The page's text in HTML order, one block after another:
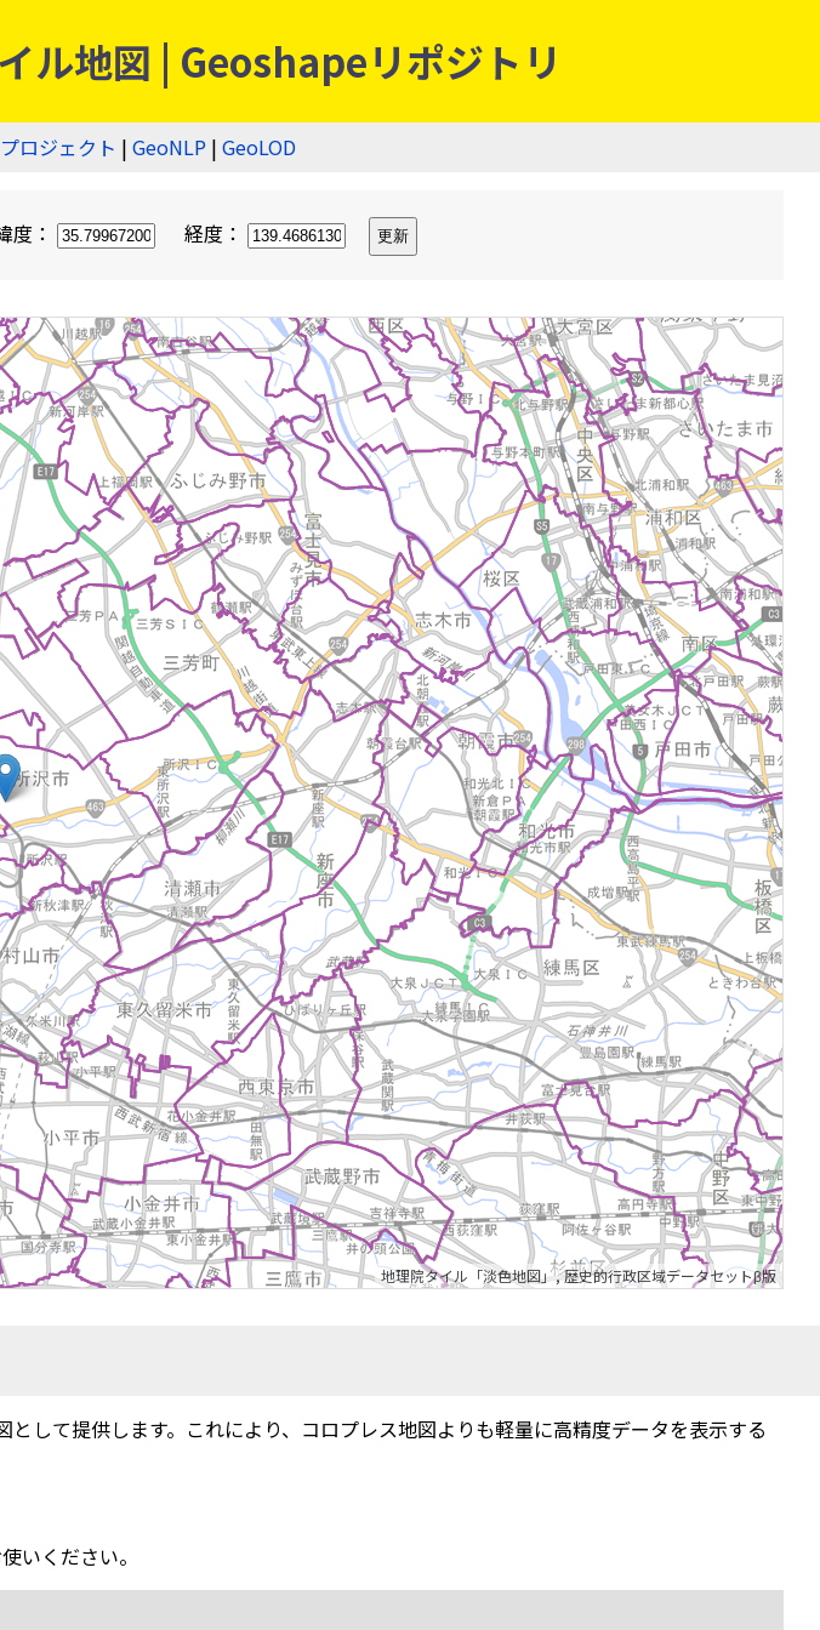
ル地図 | Geoshapeリポジトリ
ロジェクト | GeoNLP | GeoLOD
度： 経度：
地理院タイル「淡色地図」,歴史的行政区域データセットβ版
として提供します。これにより、コロプレス地図よりも軽量に高精度データを表示する
いください。